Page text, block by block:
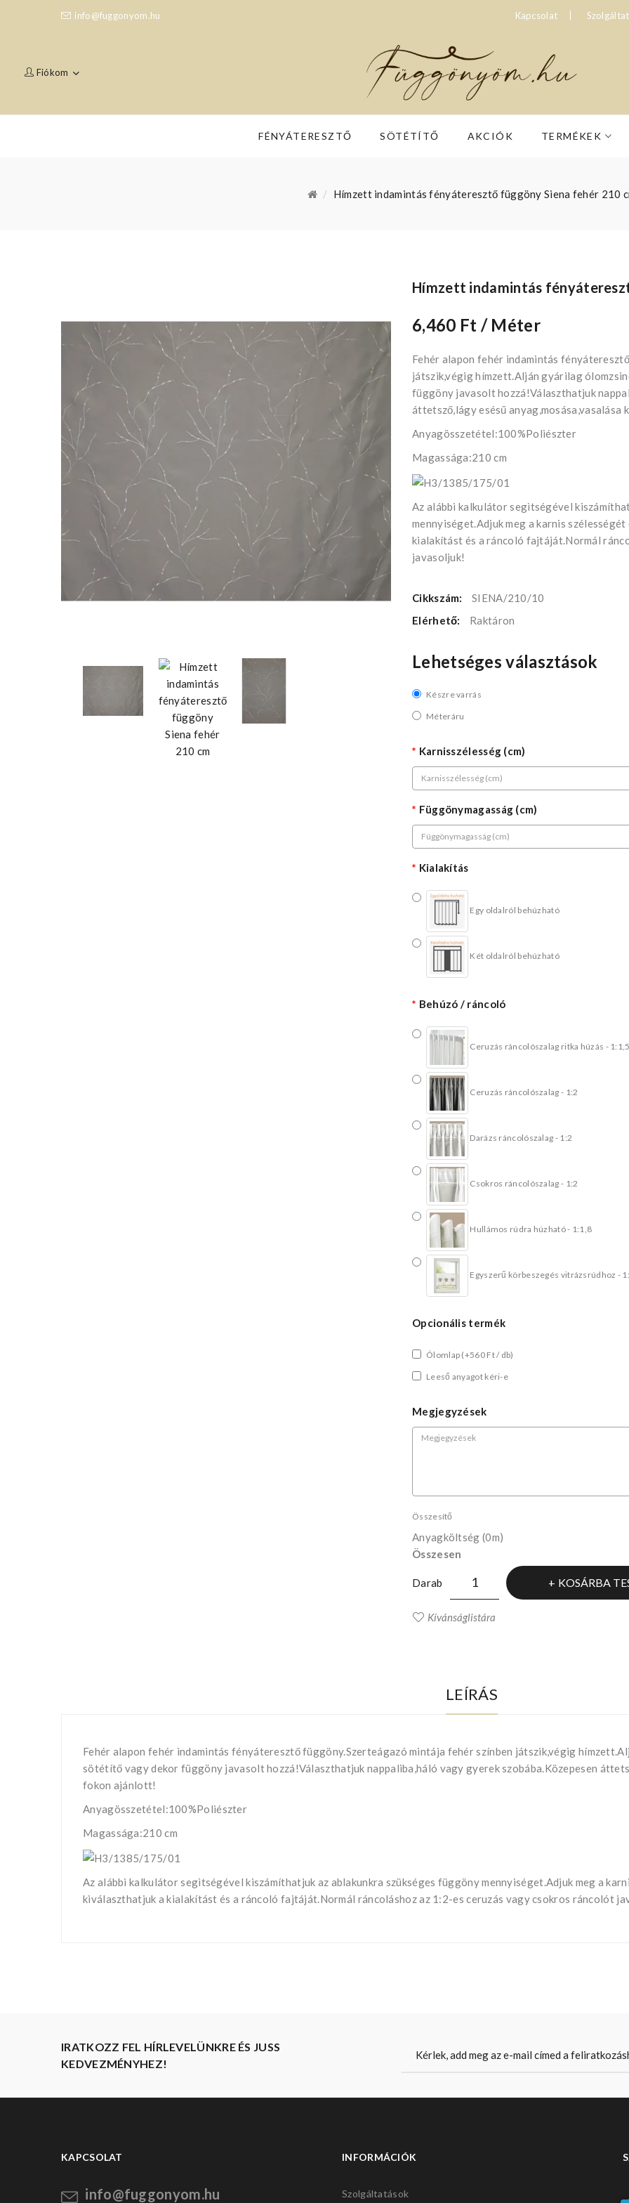
info@fuggonyom.hu Kapcsolat
Fiókom
FÉNYÁTERESZTŐ SÖTÉTÍTŐ AKCIÓK TERMÉKEK
Hímzett indamintás fényáteresztő függöny Siena fehér 210
Hímzett indamintás
6,460 Ft / Méter
Fehér alapon fehér indamintás
játszik,végig hímzett.Alján gyárilag
függöny javasolt hozzá!Választhatjuk
áttetsző,lágy esésű anyag,mosása,vasalása
Anyagösszetétel:100%Poliészter
Magassága:210 cm
Az alábbi kalkulátor segìtségével
mennyiséget.Adjuk meg a karnis
kialakítást és a ráncoló fajtáját.Normál
javasoljuk!
Cikkszám:
SIENA/210/10
Elérhető:
Raktáron
Lehetséges választások
Készre varrás
Méteráru
Karnisszélesség (cm)
Függönymagasság (cm)
Kialakítás
Egy oldalról behúzható
Két oldalról behúzható
Behúzó / ráncoló
Ceruzás ráncolószalag ritka húzás - 1:1,5
Ceruzás ráncolószalag - 1:2
Darázs ráncolószalag - 1:2
Csokros ráncolószalag - 1:2
Hullámos rúdra húzható - 1:1,8
Egyszerű körbeszegés vitrázsrúdhoz -
Opcionális termék
Ólomlap (+560 Ft / db)
Leeső anyagot kéri-e
Megjegyzések
Összesítő
Anyagköltség (0m)
Összesen
Darab KOSÁRBA
Kívánságlistára
LEÍRÁS
Fehér alapon fehér indamintás fényáteresztő függöny.Szerteágazó mintája fehér színben játszik,végig
sötétítő vagy dekor függöny javasolt hozzá!Választhatjuk nappaliba,háló vagy gyerek szobába.Közepesen
fokon ajánlott!
Anyagösszetétel:100%Poliészter
Magassága:210 cm
Az alábbi kalkulátor segìtségével kiszámíthatjuk az ablakunkra szükséges függöny mennyiséget.Adjuk meg a
kiválaszthatjuk a kialakítást és a ráncoló fajtáját.Normál ráncoláshoz az 1:2-es ceruzás vagy csokros ráncolót
IRATKOZZ FEL HÍRLEVELÜNKRE ÉS JUSS
KEDVEZMÉNYHEZ!
KAPCSOLAT
info@fuggonyom.hu
INFORMÁCIÓK
Szolgáltatások